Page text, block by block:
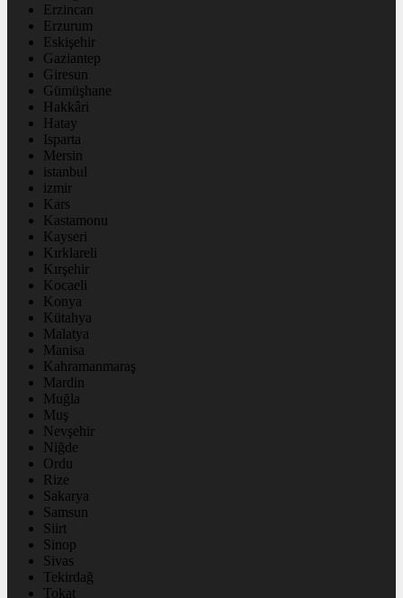
Erzincan
Erzurum
Eskişehir
Gaziantep
Giresun
Gümüşhane
Hakkâri
Hatay
Isparta
Mersin
istanbul
izmir
Kars
Kastamonu
Kayseri
Kırklareli
Kırşehir
Kocaeli
Konya
Kütahya
Malatya
Manisa
Kahramanmaraş
Mardin
Muğla
Muş
Nevşehir
Niğde
Ordu
Rize
Sakarya
Samsun
Siirt
Sinop
Sivas
Tekirdağ
Tokat